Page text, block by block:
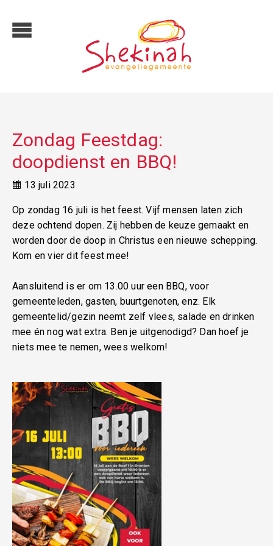
Zondag Feestdag:
doopdienst en BBQ!
13 juli 2023
Op zondag 16 juli is het feest. Vijf mensen laten zich
deze ochtend dopen. Zij hebben de keuze gemaakt en
worden door de doop in Christus een nieuwe schepping.
Kom en vier dit feest mee!
Aansluitend is er om 13.00 uur een BBQ, voor
gemeenteleden, gasten, buurtgenoten, enz. Elk
gemeentelid/gezin neemt zelf vlees, salade en drinken
mee én nog wat extra. Ben je uitgenodigd? Dan hoef je
niets mee te nemen, wees welkom!